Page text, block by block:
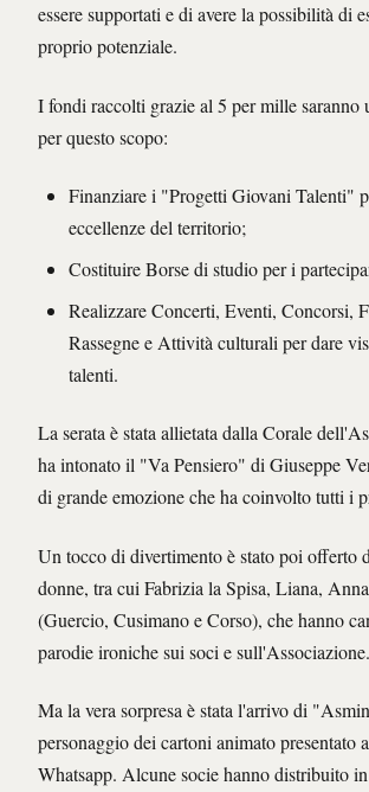
essere supportati e di avere la possibilità di
proprio potenziale.
I fondi raccolti grazie al 5 per mille
per questo scopo:
Finanziare i "Progetti Giovani Talenti"
eccellenze del territorio;
Costituire Borse di studio per i
Realizzare Concerti, Eventi, Concorsi,
Rassegne e Attività culturali per dare
talenti.
La serata è stata allietata dalla Corale
ha intonato il "Va Pensiero" di Giuseppe
di grande emozione che ha coinvolto tutti i
Un tocco di divertimento è stato poi offerto
donne, tra cui Fabrizia la Spisa, Liana,
(Guercio, Cusimano e Corso), che hanno
parodie ironiche sui soci e sull'Associazione.
Ma la vera sorpresa è stata l'arrivo di
personaggio dei cartoni animato presentato
Whatsapp. Alcune socie hanno distribuito